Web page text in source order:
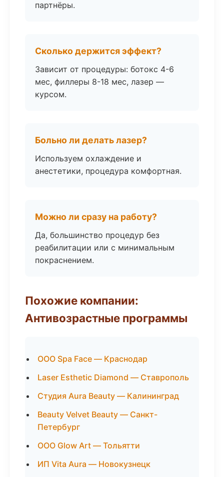
партнёры.
Сколько держится эффект?
Зависит от процедуры: ботокс 4-6
мес, филлеры 8-18 мес, лазер —
курсом.
Больно ли делать лазер?
Используем охлаждение и
анестетики, процедура комфортная.
Можно ли сразу на работу?
Да, большинство процедур без
реабилитации или с минимальным
покраснением.
Похожие компании:
Антивозрастные программы
ООО Spa Face — Краснодар
Laser Esthetic Diamond — Ставрополь
Студия Aura Beauty — Калининград
Beauty Velvet Beauty — Санкт-
Петербург
ООО Glow Art — Тольятти
ИП Vita Aura — Новокузнецк